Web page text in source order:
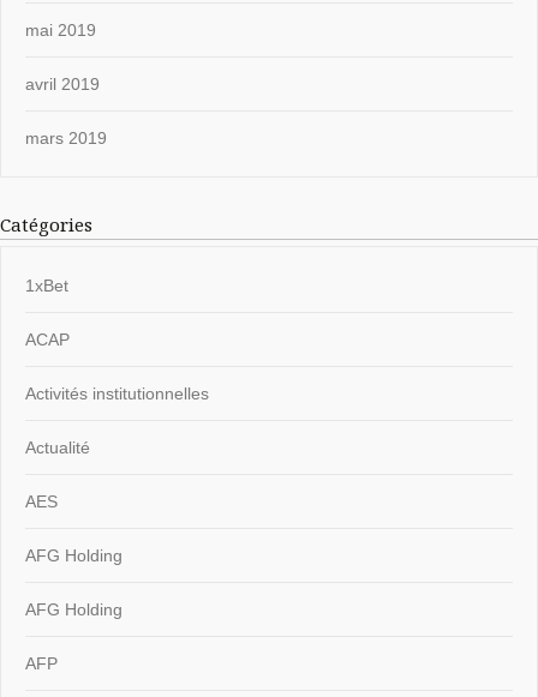
mai 2019
avril 2019
mars 2019
Catégories
1xBet
ACAP
Activités institutionnelles
Actualité
AES
AFG Holding
AFG Holding
AFP